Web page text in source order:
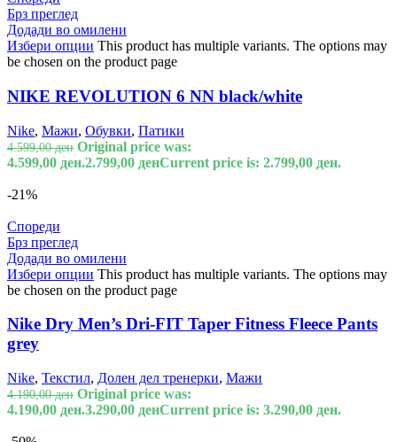
Брз преглед
Додади во омилени
Избери опции This product has multiple variants. The options may
be chosen on the product page
NIKE REVOLUTION 6 NN black/white
Nike, Мажи, Обувки, Патики
4.599,00ден Original price was:
4.599,00 ден.2.799,00 денCurrent price is: 2.799,00 ден.
-21%
Спореди
Брз преглед
Додади во омилени
Избери опции This product has multiple variants. The options may
be chosen on the product page
Nike Dry Men’s Dri-FIT Taper Fitness Fleece Pants
grey
Nike, Текстил, Долен дел тренерки, Мажи
4.190,00ден Original price was:
4.190,00 ден.3.290,00 денCurrent price is: 3.290,00 ден.